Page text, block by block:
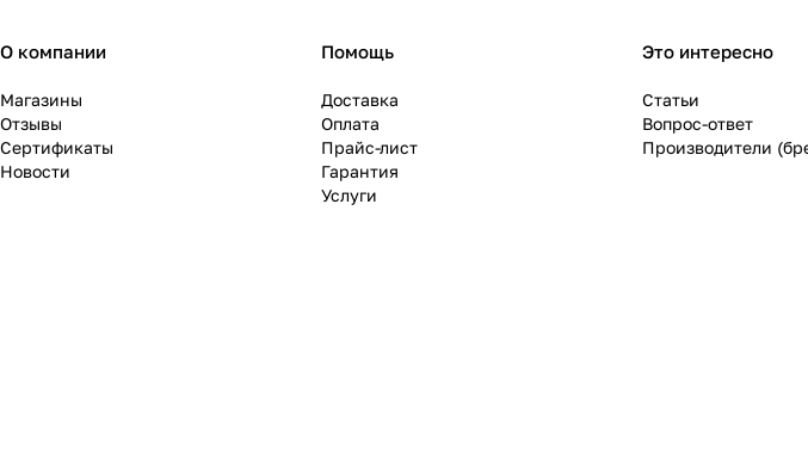
О компании
Магазины
Отзывы
Сертификаты
Новости
Помощь
Доставка
Оплата
Прайс-лист
Гарантия
Услуги
Это интересно
Статьи
Вопрос-ответ
Производители